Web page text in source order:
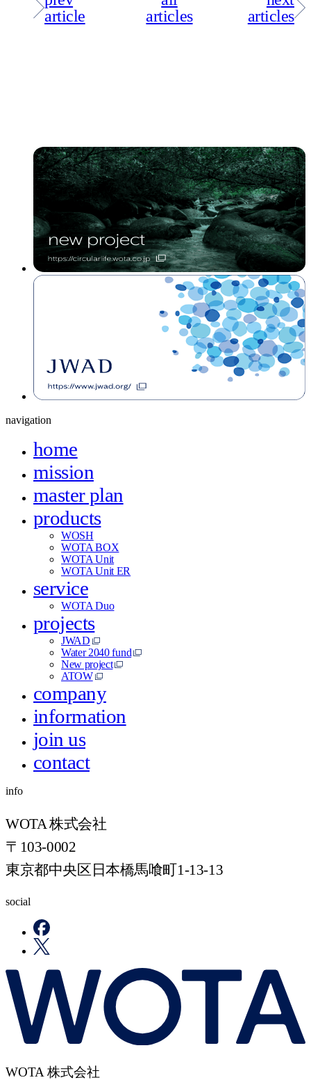
article
articles
articles
navigation
home
mission
master plan
products
WOSH
WOTA BOX
WOTA Unit
WOTA Unit ER
service
WOTA Duo
projects
JWAD
Water 2040 fund
New project
ATOW
company
information
join us
contact
info
WOTA 株式会社
〒103-0002
東京都中央区日本橋馬喰町1-13-13
social
WOTA 株式会社